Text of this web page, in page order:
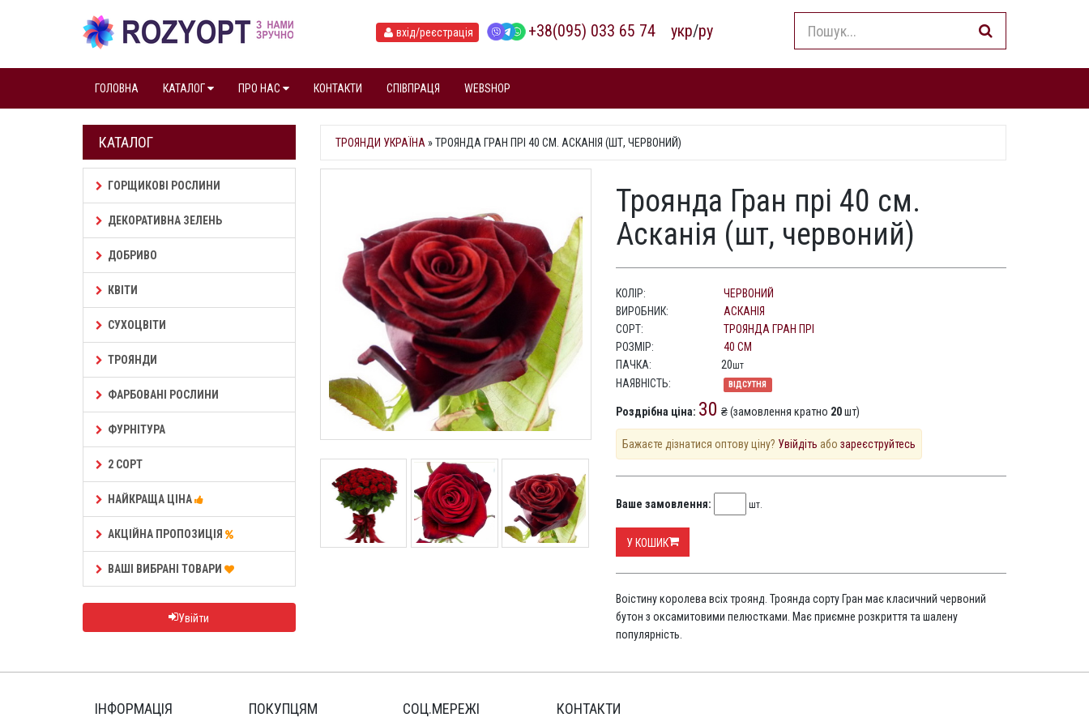
вхід/реєстрація +38(095) 033 65 74 укр/ру
ГОЛОВНА КАТАЛОГ ПРО НАС КОНТАКТИ СПІВПРАЦЯ WEBSHOP
КАТАЛОГ
ГОРЩИКОВІ РОСЛИНИ
ДЕКОРАТИВНА ЗЕЛЕНЬ
ДОБРИВО
КВІТИ
СУХОЦВІТИ
ТРОЯНДИ
ФАРБОВАНІ РОСЛИНИ
ФУРНІТУРА
2 СОРТ
НАЙКРАЩА ЦІНА
АКЦІЙНА ПРОПОЗИЦІЯ
ВАШІ ВИБРАНІ ТОВАРИ
Увійти
ТРОЯНДИ УКРАЇНА »ТРОЯНДА ГРАН ПРІ 40 СМ. АСКАНІЯ (ШТ, ЧЕРВОНИЙ)
Троянда Гран прі 40 см.
Асканія (шт, червоний)
КОЛІР:
ЧЕРВОНИЙ
ВИРОБНИК:
АСКАНІЯ
СОРТ:
ТРОЯНДА ГРАН ПРІ
РОЗМІР:
40 СМ
ПАЧКА:
20шт
НАЯВНІСТЬ: ВІДСУТНЯ
Роздрібна ціна: 30 ₴ (замовлення кратно 20шт)
Бажаєте дізнатися оптову ціну? Увійдіть абозареєструйтесь
Ваше замовлення: шт.
У КОШИК
Воістину королева всіх троянд. Троянда сорту Гран має класичний червоний
бутон з оксамитовими пелюстками. Має приємне розкриття та шалену
популярність.
ІНФОРМАЦІЯ ПОКУПЦЯМ СОЦ.МЕРЕЖІ КОНТАКТИ